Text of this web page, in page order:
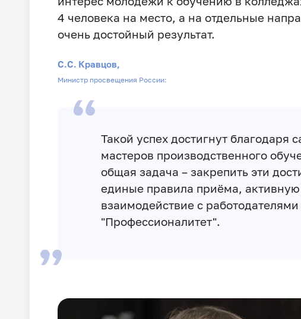
4 человека на место, а на отдельные
очень достойный результат.
С.С. Кравцов,
Министр просвещения России:
Такой успех достигнут благодаря
мастеров производственного
общая задача – закрепить эти
единые правила приёма,
взаимодействие с
"Профессионалитет".